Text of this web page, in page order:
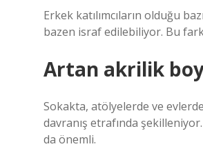
Erkek katılımcıların olduğu
bazen israf edilebiliyor. Bu
Artan akrilik
Sokakta, atölyelerde ve
davranış etrafında
da önemli.